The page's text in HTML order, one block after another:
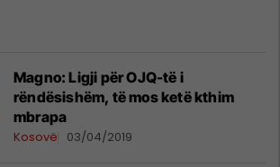
Magno: Ligji për OJQ-të i
rëndësishëm, të mos ketë kthim
mbrapa
Kosovë 03/04/2019